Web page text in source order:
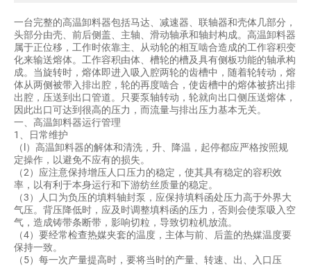
客户案例
联系我们
一台完整的高温卸料器包括马达、减速器、联轴器和壳体几部分，
头部分由壳、前后侧盖、主轴、滑动轴承和轴封构成。高温卸料器
属于正位移，工作时依靠主、从动轮的相互啮合造成的工作容积变
化来输送熔体。工作容积由体、槽轮的槽及具有侧板功能的轴承构
成。当旋转时，熔体即进入吸入腔两轮的齿槽中，随着轮转动，熔
体从两侧被带入排出腔，轮的再度啮合，使齿槽中的熔体被挤出排
出腔，压送到出口管道。只要泵轴转动，轮就向出口侧压送熔体，
因此出口可达到很高的压力，而流量与排出压力基本无关。
一、高温卸料器运行管理
1、日常维护
（l）高温卸料器的解体和清洗，升、降温，起停都应严格按照规
定操作，以避免不应有的损失。
（2）应注意保持增压人口压力的稳定，使其具有稳定的容积效
率，以有利于本身运行和下游纺丝质量的稳定。
（3）人口为负压的填料轴封泵，应保持填料函处压力高于外界大
气压。背压降低时，应及时调整填料函的压力，否则会使泵吸入空
气，造成铸带条断带，影响切粒，导致切粒机放流。
（4）要经常检查热媒夹套的温度，主体与前、后盖的热媒温度要
保持一致。
（5）每一次产量提高时，要将当时的产量、转速、出、入口压